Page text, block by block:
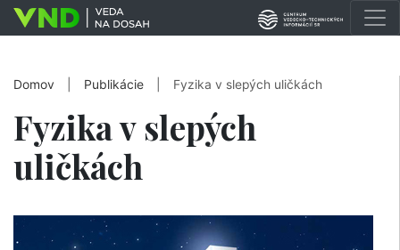
Domov Publikácie Fyzika v slepých uličkách
Fyzika v slepých
uličkách